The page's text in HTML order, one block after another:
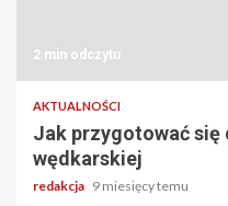
2 min odczytu
AKTUALNOŚCI
Jak przygotować się
wędkarskiej
redakcja 9 miesięcy temu